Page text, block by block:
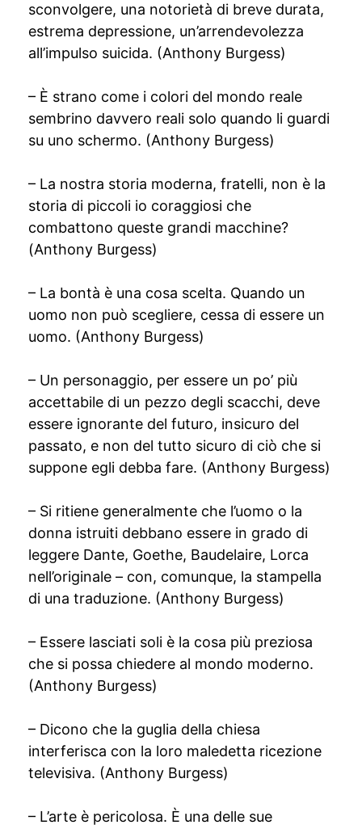
sconvolgere, una notorietà di breve durata,
estrema depressione, un’arrendevolezza
all’impulso suicida. (Anthony Burgess)
– È strano come i colori del mondo reale
sembrino davvero reali solo quando li guardi
su uno schermo. (Anthony Burgess)
– La nostra storia moderna, fratelli, non è la
storia di piccoli io coraggiosi che
combattono queste grandi macchine?
(Anthony Burgess)
– La bontà è una cosa scelta. Quando un
uomo non può scegliere, cessa di essere un
uomo. (Anthony Burgess)
– Un personaggio, per essere un po’ più
accettabile di un pezzo degli scacchi, deve
essere ignorante del futuro, insicuro del
passato, e non del tutto sicuro di ciò che si
suppone egli debba fare. (Anthony Burgess)
– Si ritiene generalmente che l’uomo o la
donna istruiti debbano essere in grado di
leggere Dante, Goethe, Baudelaire, Lorca
nell’originale – con, comunque, la stampella
di una traduzione. (Anthony Burgess)
– Essere lasciati soli è la cosa più preziosa
che si possa chiedere al mondo moderno.
(Anthony Burgess)
– Dicono che la guglia della chiesa
interferisca con la loro maledetta ricezione
televisiva. (Anthony Burgess)
– L’arte è pericolosa. È una delle sue